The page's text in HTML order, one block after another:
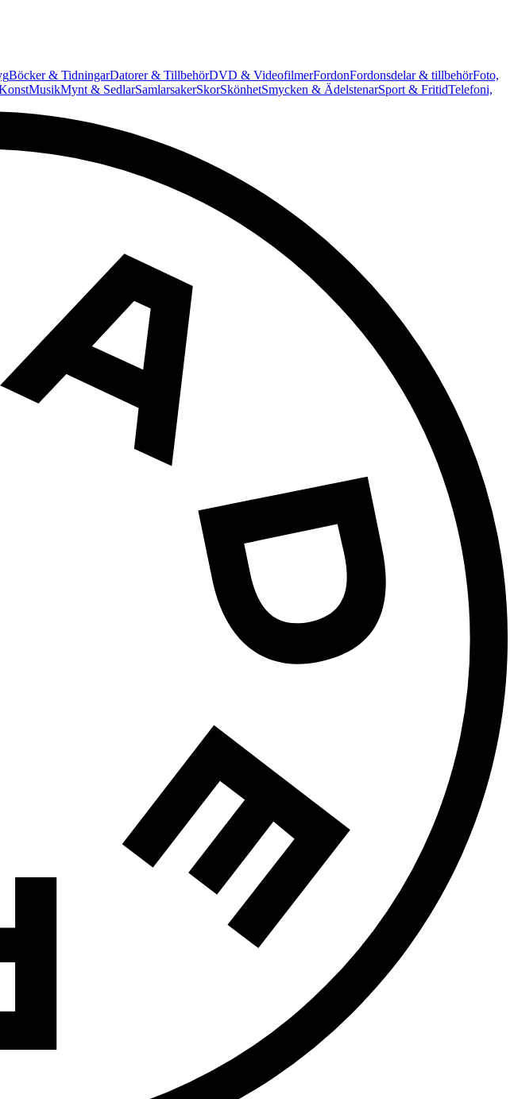
Böcker & TidningarDatorer & TillbehörDVD & VideofilmerFordonFordonsdelar & tillbehörFoto,
MusikMynt & SedlarSamlarsakerSkorSkönhetSmycken & ÄdelstenarSport & FritidTelefoni,